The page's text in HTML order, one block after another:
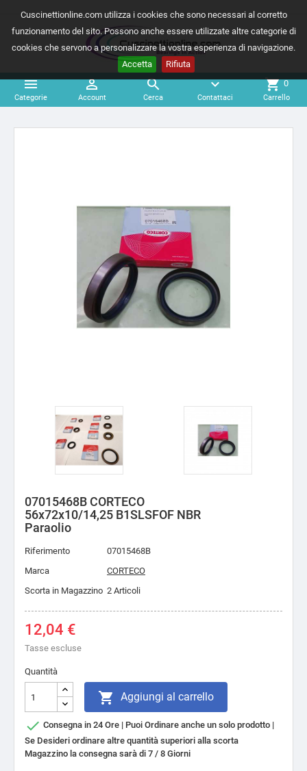
Cuscinettionline.com utilizza i cookies che sono necessari al corretto
funzionamento del sito. Possono anche essere utilizzate altre categorie di
cookies che servono a personalizzare la vostra esperienza di navigazione.
Accetta
Rifiuta

Categorie

Account

Cerca
expand_more
Contattaci
shopping_cart 0
Carrello
07015468B CORTECO
56x72x10/14,25 B1SLSFOF NBR
Paraolio
Riferimento
07015468B
Marca
CORTECO
Scorta in Magazzino 2 Articoli
12,04 €
Tasse escluse
Quantità
 Aggiungi al carrello
 Consegna in 24 Ore | Puoi Ordinare anche un solo prodotto |
Se Desideri ordinare altre quantità superiori alla scorta
Magazzino la consegna sarà di 7 / 8 Giorni